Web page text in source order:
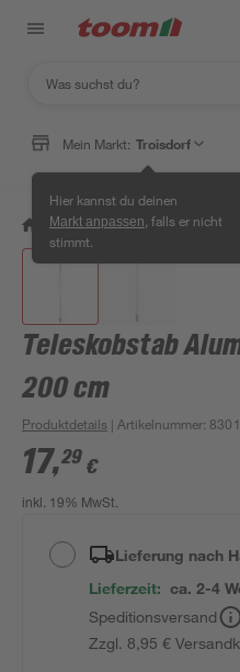
Mein Markt: Troisdorf
Hier kannst du deinen
Markt anpassen , falls er nicht
stimmt.
/ Bauen & Renovieren /
Teleskobstab
200 cm
Produktdetails | Artikelnummer:
17,29 €
inkl. 19% MwSt.
Lieferung nach
Lieferzeit: ca. 2-4
Speditionsversand
Zzgl. 8,95 €